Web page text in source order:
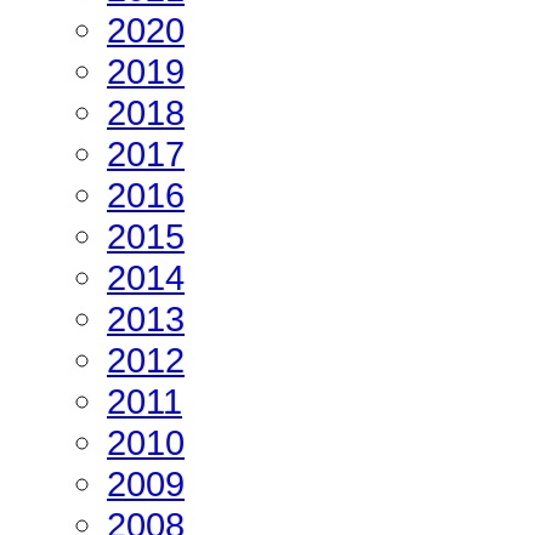
2020
2019
2018
2017
2016
2015
2014
2013
2012
2011
2010
2009
2008